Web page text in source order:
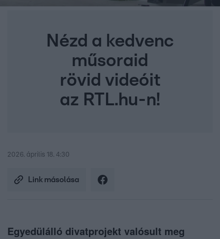
Nézd a kedvenc
műsoraid
rövid videóit
az RTL.hu-n!
2026. április 18. 4:30
Link másolása
Egyedülálló divatprojekt valósult meg